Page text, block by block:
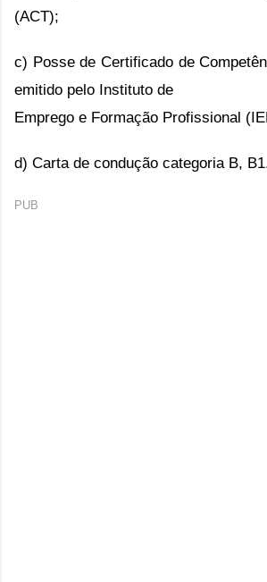
(ACT);
c) Posse de Certificado de
emitido pelo Instituto de
Emprego e Formação Profissional
PUB